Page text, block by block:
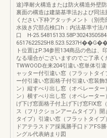
途)準耐火構造または防火構造外壁
裏面の構造は建築基準法および同
ください下枠アタッチメント（別
水抜き穴部点検口h：内法基準寸法/
口 H-
ト位置はP.34参照134商品の色は、
なる場合がございますのでご了承く
TWWOOD在来204引違い窓単体引
ャッター付引違い窓（フラットタ
ー付引違い窓面格子付引違い窓装
ン）縦すべり出し窓（オペレータ
ン）横すべり出し窓（オペレータ
げ下げ窓面格子付上げ下げ窓FIX窓
ス（フリクションアームタイプ）
タイプ）引違い窓（フラットタイ
ドアテラスドア採風勝手口ドアFS
ングル代表納まり図